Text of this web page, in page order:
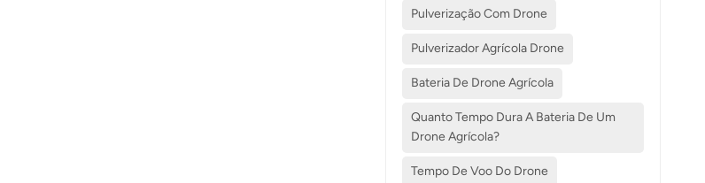
Pulverização Com Drone
Pulverizador Agrícola Drone
Bateria De Drone Agrícola
Quanto Tempo Dura A Bateria De Um
Drone Agrícola?
Tempo De Voo Do Drone